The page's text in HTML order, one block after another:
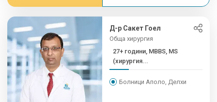
Д-р Сакет Гоел
Обща хирургия
27+ години, MBBS, MS
(хирургия...
Болници Аполо, Делхи